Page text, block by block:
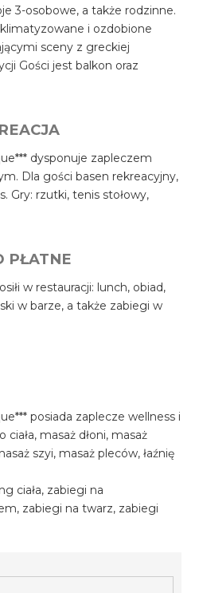
3-osobowe, a także rodzinne.
i ozdobione
sceny z greckiej
Gości jest balkon oraz
dysponuje zapleczem
Dla gości basen rekreacyjny,
Gry: rzutki, tenis stołowy,
PŁATNE
w restauracji: lunch, obiad,
w barze, a także zabiegi w
posiada zaplecze wellness i
ciała, masaż dłoni, masaż
szyi, masaż pleców, łaźnię
ciała, zabiegi na
zabiegi na twarz, zabiegi